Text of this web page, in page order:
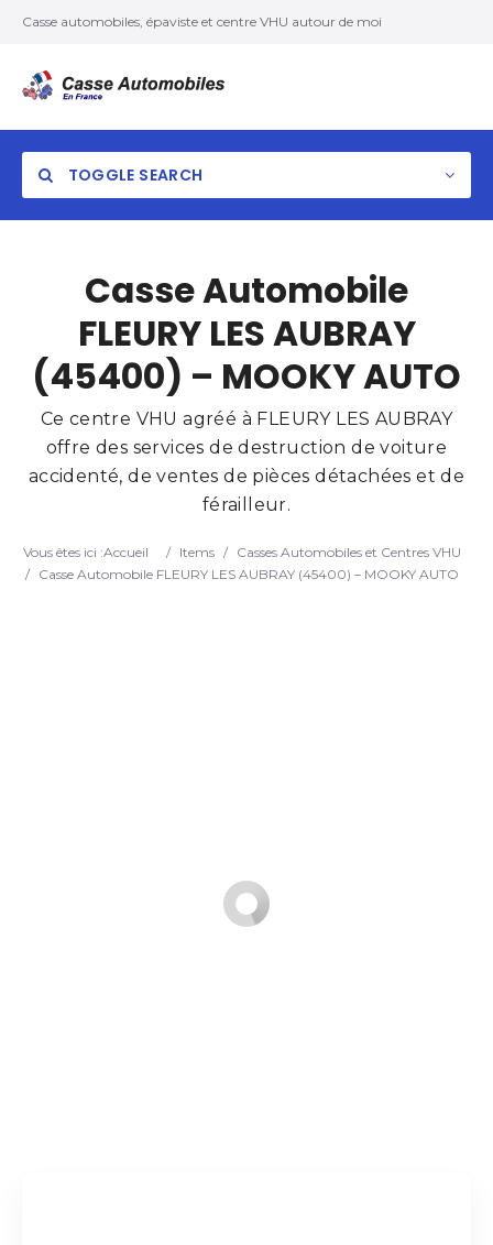
Casse automobiles, épaviste et centre VHU autour de moi
TOGGLE SEARCH
Casse Automobile
FLEURY LES AUBRAY
(45400) – MOOKY AUTO
Ce centre VHU agréé à FLEURY LES AUBRAY
offre des services de destruction de voiture
accidenté, de ventes de pièces détachées et de
férailleur.
Vous êtes ici :Accueil / Items / Casses Automobiles et Centres VHU
/ Casse Automobile FLEURY LES AUBRAY (45400) – MOOKY AUTO